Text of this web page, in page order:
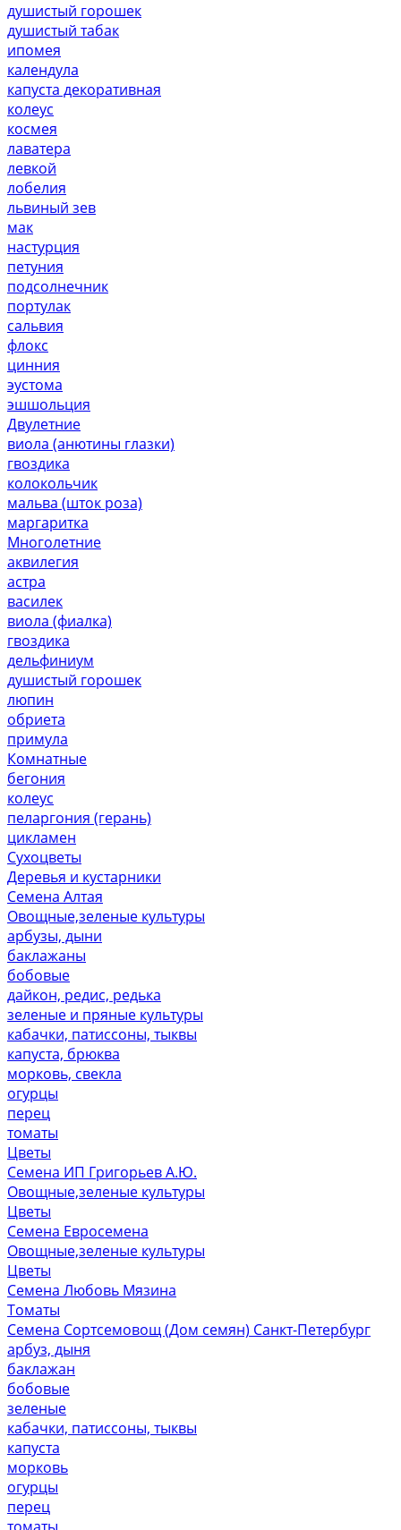
душистый горошек
душистый табак
ипомея
календула
капуста декоративная
колеус
космея
лаватера
левкой
лобелия
львиный зев
мак
настурция
петуния
подсолнечник
портулак
сальвия
флокс
цинния
эустома
эшшольция
Двулетние
виола (анютины глазки)
гвоздика
колокольчик
мальва (шток роза)
маргаритка
Многолетние
аквилегия
астра
василек
виола (фиалка)
гвоздика
дельфиниум
душистый горошек
люпин
обриета
примула
Комнатные
бегония
колеус
пеларгония (герань)
цикламен
Сухоцветы
Деревья и кустарники
Семена Алтая
Овощные,зеленые культуры
арбузы, дыни
баклажаны
бобовые
дайкон, редис, редька
зеленые и пряные культуры
кабачки, патиссоны, тыквы
капуста, брюква
морковь, свекла
огурцы
перец
томаты
Цветы
Семена ИП Григорьев А.Ю.
Овощные,зеленые культуры
Цветы
Семена Евросемена
Овощные,зеленые культуры
Цветы
Семена Любовь Мязина
Томаты
Семена Сортсемовощ (Дом семян) Санкт-Петербург
арбуз, дыня
баклажан
бобовые
зеленые
кабачки, патиссоны, тыквы
капуста
морковь
огурцы
перец